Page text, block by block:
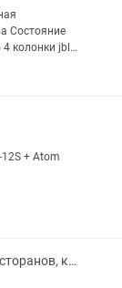
Состояние
колонки jbl
+ Atom
Звук, свет, лэд для ресторанов, кафе